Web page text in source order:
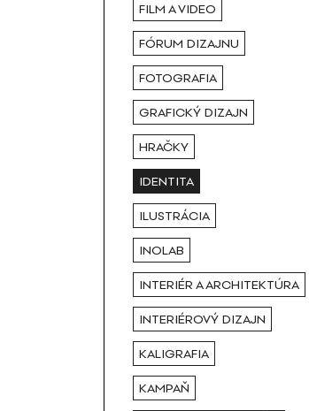
FILM A VIDEO
FÓRUM DIZAJNU
FOTOGRAFIA
GRAFICKÝ DIZAJN
HRAČKY
IDENTITA
ILUSTRÁCIA
INOLAB
INTERIÉR A ARCHITEKTÚRA
INTERIÉROVÝ DIZAJN
KALIGRAFIA
KAMPAŇ